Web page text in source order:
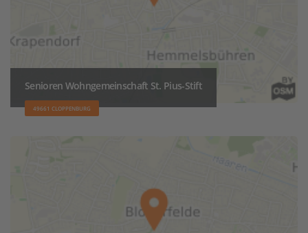
Senioren Wohngemeinschaft St. Pius-Stift
49661 CLOPPENBURG